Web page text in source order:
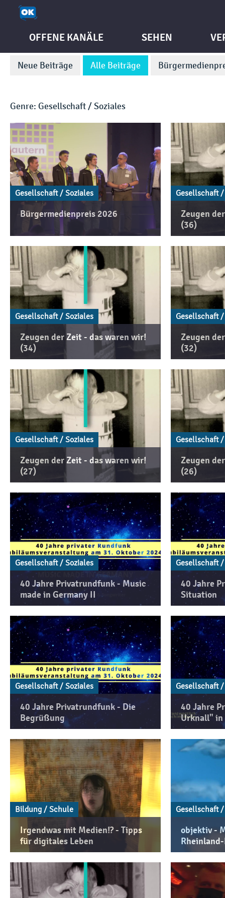
OFFENE KANÄLE SEHEN
Neue Beiträge Alle Beiträge
Genre: Gesellschaft / Soziales
Gesellschaft / Soziales
Bürgermedienpreis 2026
Gesellschaft
Zeugen
(36)
Gesellschaft / Soziales
Zeugen der Zeit - das waren wir!
(34)
Gesellschaft
Zeugen
(32)
Gesellschaft / Soziales
Zeugen der Zeit - das waren wir!
(27)
Gesellschaft
Zeugen
(26)
Gesellschaft / Soziales
40 Jahre Privatrundfunk - Music
made in Germany II
Gesellschaft
40 Jahre
Situation
Gesellschaft / Soziales
40 Jahre Privatrundfunk - Die
Begrüßung
Gesellschaft
40 Jahre
Urknall" in
Bildung / Schule
Irgendwas mit Medien!? - Tipps
für digitales Leben
Gesellschaft
objektiv -